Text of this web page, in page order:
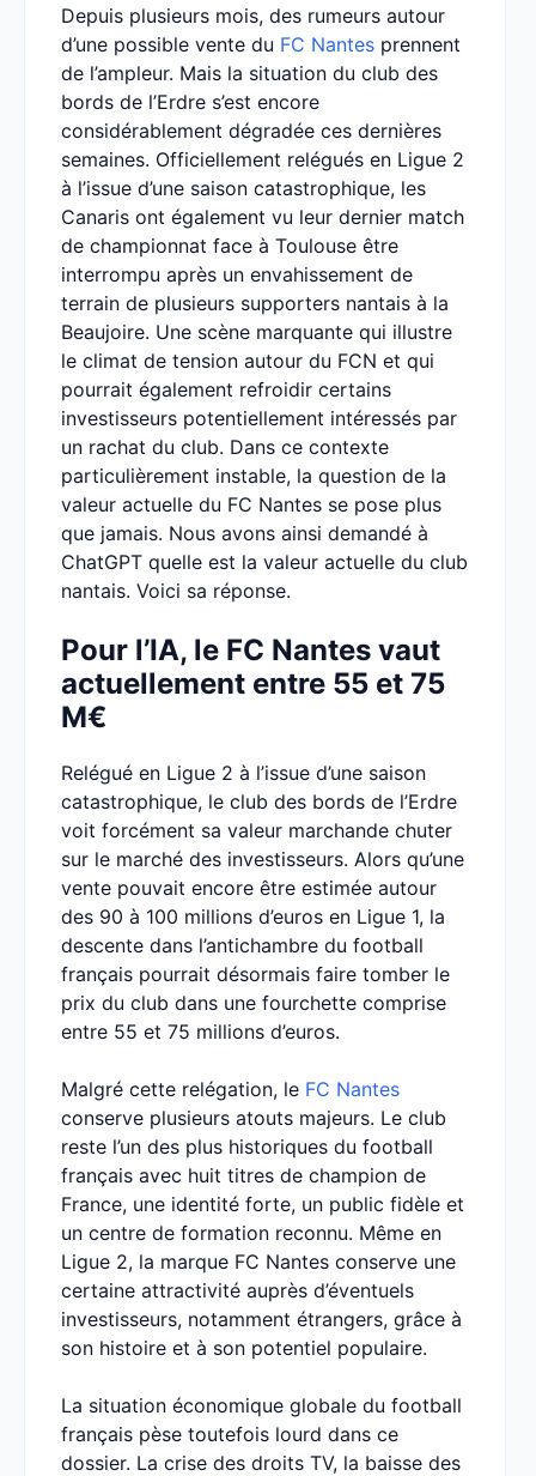
Depuis plusieurs mois, des rumeurs autour
d’une possible vente du FC Nantes prennent
de l’ampleur. Mais la situation du club des
bords de l’Erdre s’est encore
considérablement dégradée ces dernières
semaines. Officiellement relégués en Ligue 2
à l’issue d’une saison catastrophique, les
Canaris ont également vu leur dernier match
de championnat face à Toulouse être
interrompu après un envahissement de
terrain de plusieurs supporters nantais à la
Beaujoire. Une scène marquante qui illustre
le climat de tension autour du FCN et qui
pourrait également refroidir certains
investisseurs potentiellement intéressés par
un rachat du club. Dans ce contexte
particulièrement instable, la question de la
valeur actuelle du FC Nantes se pose plus
que jamais. Nous avons ainsi demandé à
ChatGPT quelle est la valeur actuelle du club
nantais. Voici sa réponse.
Pour l’IA, le FC Nantes vaut
actuellement entre 55 et 75
M€
Relégué en Ligue 2 à l’issue d’une saison
catastrophique, le club des bords de l’Erdre
voit forcément sa valeur marchande chuter
sur le marché des investisseurs. Alors qu’une
vente pouvait encore être estimée autour
des 90 à 100 millions d’euros en Ligue 1, la
descente dans l’antichambre du football
français pourrait désormais faire tomber le
prix du club dans une fourchette comprise
entre 55 et 75 millions d’euros.
Malgré cette relégation, le FC Nantes
conserve plusieurs atouts majeurs. Le club
reste l’un des plus historiques du football
français avec huit titres de champion de
France, une identité forte, un public fidèle et
un centre de formation reconnu. Même en
Ligue 2, la marque FC Nantes conserve une
certaine attractivité auprès d’éventuels
investisseurs, notamment étrangers, grâce à
son histoire et à son potentiel populaire.
La situation économique globale du football
français pèse toutefois lourd dans ce
dossier. La crise des droits TV, la baisse des